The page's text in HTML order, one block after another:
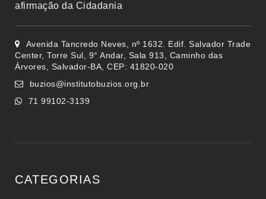
afirmação da Cidadania
Avenida Tancredo Neves, nº 1632. Edif. Salvador Trade
Center, Torre Sul, 9° Andar, Sala 913, Caminho das
Árvores, Salvador-BA, CEP: 41820-020
buzios@institutobuzios.org.br
71 99102-3139
CATEGORIAS